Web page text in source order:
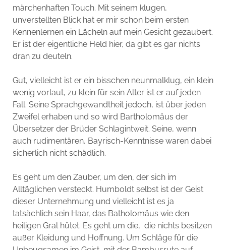
märchenhaften Touch. Mit seinem klugen,
unverstellten Blick hat er mir schon beim ersten
Kennenlernen ein Lächeln auf mein Gesicht gezaubert.
Er ist der eigentliche Held hier, da gibt es gar nichts
dran zu deuteln.
Gut, vielleicht ist er ein bisschen neunmalklug, ein klein
wenig vorlaut, zu klein für sein Alter ist er auf jeden
Fall. Seine Sprachgewandtheit jedoch, ist über jeden
Zweifel erhaben und so wird Bartholomäus der
Übersetzer der Brüder Schlagintweit. Seine, wenn
auch rudimentären, Bayrisch-Kenntnisse waren dabei
sicherlich nicht schädlich.
Es geht um den Zauber, um den, der sich im
Alltäglichen versteckt. Humboldt selbst ist der Geist
dieser Unternehmung und vielleicht ist es ja
tatsächlich sein Haar, das Batholomäus wie den
heiligen Gral hütet. Es geht um die, die nichts besitzen
außer Kleidung und Hoffnung. Um Schläge für die